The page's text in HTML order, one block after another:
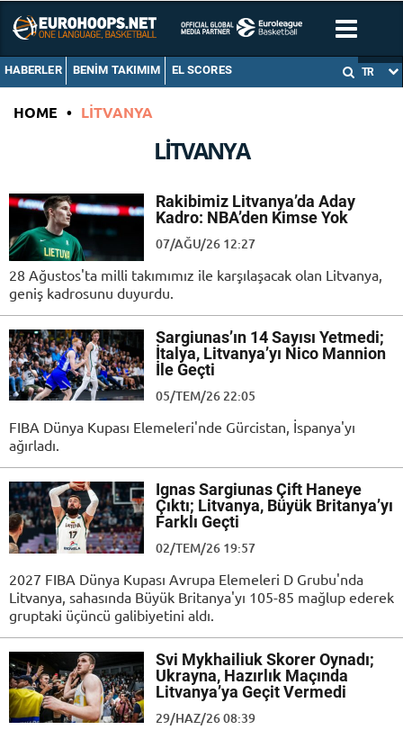
HABERLER BENIM TAKIMIM EL SCORES TR
HOME • LITVANYA
LITVANYA
Rakibimiz Litvanya’da Aday
Kadro: NBA’den Kimse Yok
07/AĞU/26 12:27
28 Ağustos'ta milli takımımız ile karşılaşacak olan Litvanya,
geniş kadrosunu duyurdu.
Sargiunas’ın 14 Sayısı Yetmedi;
İtalya, Litvanya’yı Nico Mannion
İle Geçti
05/TEM/26 22:05
FIBA Dünya Kupası Elemeleri'nde Gürcistan, İspanya'yı
ağırladı.
Ignas Sargiunas Çift Haneye
Çıktı; Litvanya, Büyük Britanya’yı
Farklı Geçti
02/TEM/26 19:57
2027 FIBA Dünya Kupası Avrupa Elemeleri D Grubu'nda
Litvanya, sahasında Büyük Britanya'yı 105-85 mağlup ederek
gruptaki üçüncü galibiyetini aldı.
Svi Mykhailiuk Skorer Oynadı;
Ukrayna, Hazırlık Maçında
Litvanya’ya Geçit Vermedi
29/HAZ/26 08:39